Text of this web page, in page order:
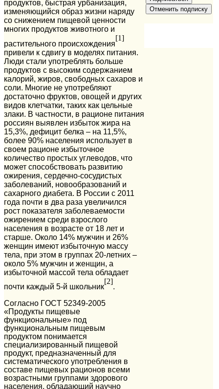
продуктов, быстрая урбанизация,
изменяющийся образ жизни наряду
со снижением пищевой ценности
многих продуктов животного и
растительного происхождения
[1]
привели к сдвигу в моделях питания.
Люди стали употреблять больше
продуктов с высоким содержанием
калорий, жиров, свободных сахаров и
соли. Многие не употребляют
достаточно фруктов, овощей и других
видов клетчатки, таких как цельные
злаки. В частности, в рационе питания
россиян выявлен избыток жира на
15,3%, дефицит белка – на 11,5%,
более 90% населения использует в
своем рационе избыточное
количество простых углеводов, что
может способствовать развитию
ожирения, сердечно-сосудистых
заболеваний, новообразований и
сахарного диабета. В России с 2011
года почти в два раза увеличился
рост показателя заболеваемости
ожирением среди взрослого
населения в возрасте от 18 лет и
старше. Около 14% мужчин и 26%
женщин имеют избыточную массу
тела, при этом в группах 20-летних –
около 5% мужчин и женщин, а
избыточной массой тела обладает
почти каждый 5-й школьник
[2]
.
Согласно ГOCT 52349-2005
«Продукты пищевые
функциональные» под
функциональным пищевым
продуктом понимается
специализированный пищевой
продукт, предназначенный для
систематического употребления в
составе пищевых рационов всеми
возрастными группами здорового
населения, обладающий научно